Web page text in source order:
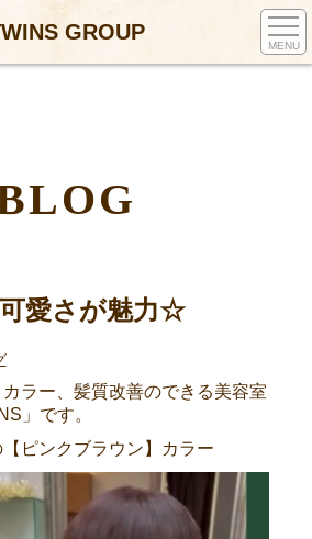
GROUP
MENU
愛さが魅力☆
ラー、髪質改善のできる美容室
」です。
ピンクブラウン】カラー